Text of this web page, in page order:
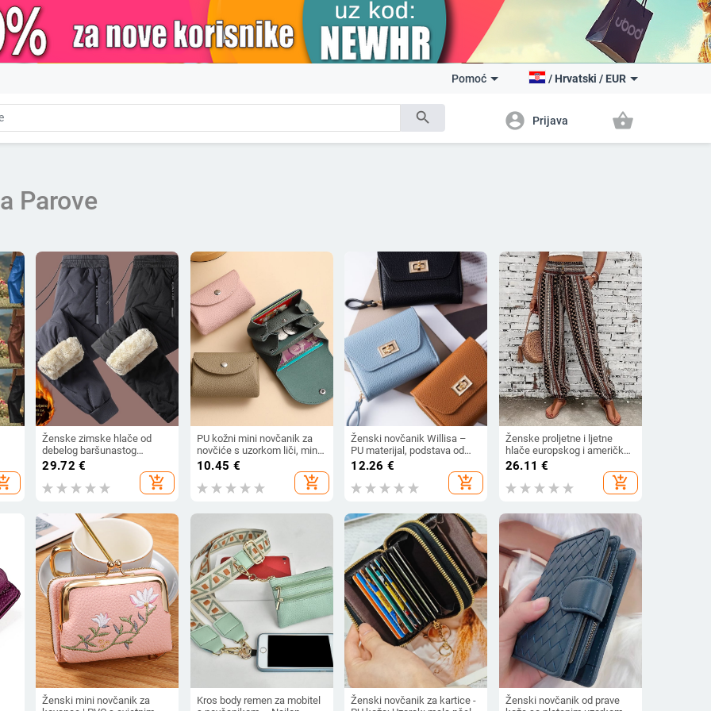
search
Pomoć / Hrvatski / EUR
account_circle Prijava shopping_basket
Parove
Ženske zimske hlače od
debelog baršunastog
pamuka s flisom, debele
hlače, novogodišnje tople
hlače za majke srednjih
godina, otporne na vjetar
29.72 €
add_shopping_cart
PU kožni mini novčanik za
novčiće s uzorkom liči, mini
novčanik za kartice,
podstava od poliestera,
svakodnevna primjena,
10.45 €
add_shopping_cart
Ženski novčanik Willisa –
PU materijal, podstava od
poliestera, gradski
minimalizam, ultra lagan
12.26 €
add_shopping_cart
Ženske proljetne i ljetne
hlače europskog i američkog
stila, boemski etnički print,
široke, slimming izgledom,
drapiranjem, s elastičnim
26.11 €
add_shopping_cart
Ženski mini novčanik za
Kros body remen za mobitel
Ženski novčanik za kartice -
Ženski novčanik od prave